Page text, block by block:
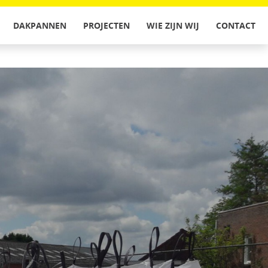
DAKPANNEN PROJECTEN WIE ZIJN WIJ CONTACT